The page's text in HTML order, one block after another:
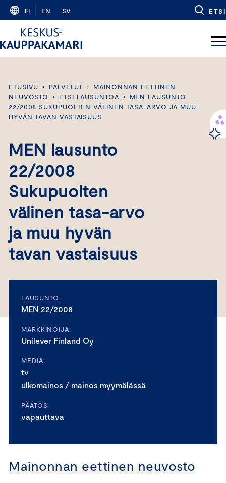
Skip
content
FI EN SV ETSI
ETUSIVU › PALVELUT ›
MAINONNAN EETTINEN
NEUVOSTO
› ETSI LAUSUNTOA ›
MEN LAUSUNTO
22/2008 SUKUPUOLTEN VÄLINEN TASA-ARVO JA MUU
HYVÄN TAVAN VASTAISUUS
MEN lausunto
22/2008
Sukupuolten
välinen tasa-arvo
ja muu hyvän
tavan vastaisuus
LAUSUNTO:
MEN 22/2008
MARKKINOIJA:
Unilever Finland Oy
MEDIA:
tv
ulkomainos / mainos myymälässä
PÄÄTÖS:
vapauttava
Mainonnan eettinen neuvosto